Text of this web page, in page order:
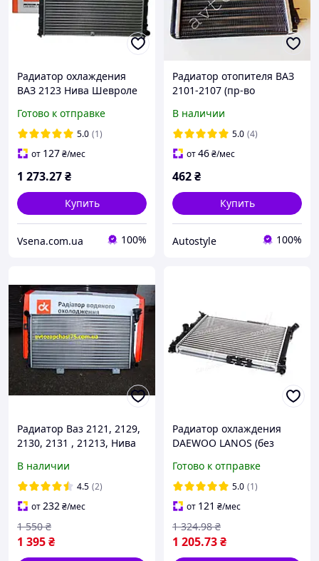
Радиатор охлаждения
ВАЗ 2123 Нива Шевроле
Готово к отправке
5.0 (1)
от 127₴/мес
1 273.27₴
Купить
Vsena.com.ua 100%
Радиатор отопителя ВАЗ
2101-2107 (пр-во
8101050
В наличии
5.0 (4)
от46₴/мес
462₴
Купить
Autostyle 100%
Радиатор Ваз 2121, 2129,
2130, 2131 , 21213, Нива
Дорожная карта, Харьков)
В наличии
4.5 (2)
от232₴/мес
1 395₴
1 550 ₴
Радиатор охлаждения
DAEWOO LANOS (без
Готово к отправке
5.0 (1)
от 121 ₴/мес
1 205.73₴
1 324.98 ₴